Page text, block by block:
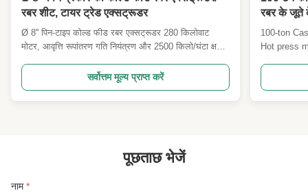
रबर शीट, टायर ट्रेड एक्सट्रूडर
Ø 8'' पिन-टाइप कोल्ड फीड रबर एक्सट्रूडर 280 किलोवाट
मोटर, आवृत्ति रूपांतरण गति नियंत्रण और 2500 किलो/घंटा क्षमता
आउटपुट और 35% कम ऊर्जा खपत के लिए पिन-टाइप कोल्ड-
फीड तकनीक की सुविधा है। ISO9001 और CE प्रमाणित,
टायर ट्रेड, रबर शीट और सीलिंग स्ट्रिप्स के लिए उपयुक्त।
सर्वोत्तम मूल्य प्राप्त करें
रबर के जूते
कार्य
100-ton
Hot press
press is
molding of
पूछताछ भेजें
नाम*